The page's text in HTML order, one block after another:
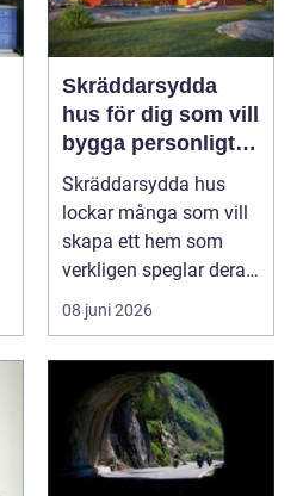
Skräddarsydda
hus för dig som vill
bygga personligt
och hållbart
Skräddarsydda hus
lockar många som vill
skapa ett hem som
verkligen speglar deras
liv, sm...
08 juni 2026